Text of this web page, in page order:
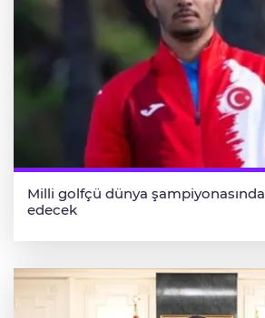
Milli golfçü dünya
edecek